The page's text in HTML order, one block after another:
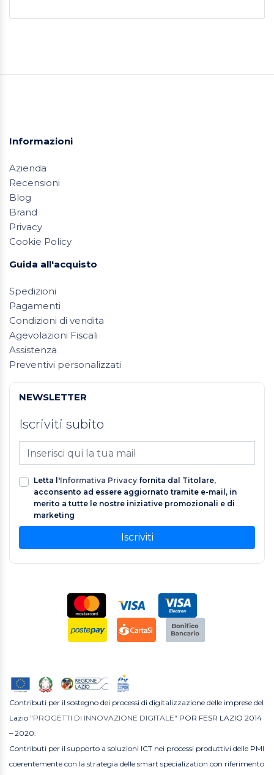
Informazioni
Azienda
Recensioni
Blog
Brand
Privacy
Cookie Policy
Guida all'acquisto
Spedizioni
Pagamenti
Condizioni di vendita
Agevolazioni Fiscali
Assistenza
Preventivi personalizzati
NEWSLETTER
Iscriviti subito
Letta l'Informativa Privacy fornita dal Titolare,
acconsento ad essere aggiornato tramite e-mail, in
merito a tutte le nostre iniziative promozionali e di
marketing
Iscriviti
Contributi per il sostegno dei processi di digitalizzazione delle imprese del
Lazio "PROGETTI DI INNOVAZIONE DIGITALE" POR FESR LAZIO 2014
– 2020.
Contributi per il supporto a soluzioni ICT nei processi produttivi delle PMI
coerentemente con la strategia delle smart specialization con riferimento